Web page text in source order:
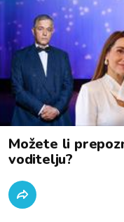
Možete li
voditelju?